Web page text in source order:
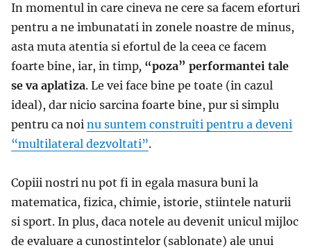
In momentul in care cineva ne cere sa facem eforturi
pentru a ne imbunatati in zonele noastre de minus,
asta muta atentia si efortul de la ceea ce facem
foarte bine, iar, in timp, “poza” performantei tale
se va aplatiza. Le vei face bine pe toate (in cazul
ideal), dar nicio sarcina foarte bine, pur si simplu
pentru ca noi nu suntem construiti pentru a deveni
“multilateral dezvoltati”.
Copiii nostri nu pot fi in egala masura buni la
matematica, fizica, chimie, istorie, stiintele naturii
si sport. In plus, daca notele au devenit unicul mijloc
de evaluare a cunostintelor (sablonate) ale unui